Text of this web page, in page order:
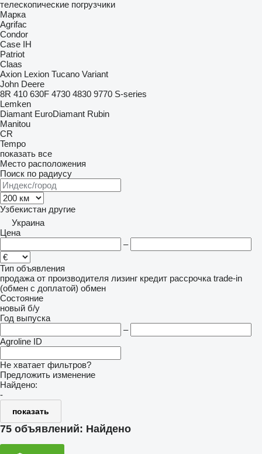
телескопические погрузчики
Марка
Agrifac
Condor
Case IH
Patriot
Claas
Axion Lexion Tucano Variant
John Deere
8R 410 630F 4730 4830 9770 S-series
Lemken
Diamant EuroDiamant Rubin
Manitou
CR
Tempo
показать все
Место расположения
Поиск по радиусу
Узбекистан другие
Украина
Цена
–
Тип объявления
продажа от производителя лизинг кредит рассрочка trade-in
(обмен с доплатой) обмен
Состояние
новый б/у
Год выпуска
–
Agroline ID
Не хватает фильтров?
Предложить изменение
Найдено:
-
показать
75 объявлений: Найдено